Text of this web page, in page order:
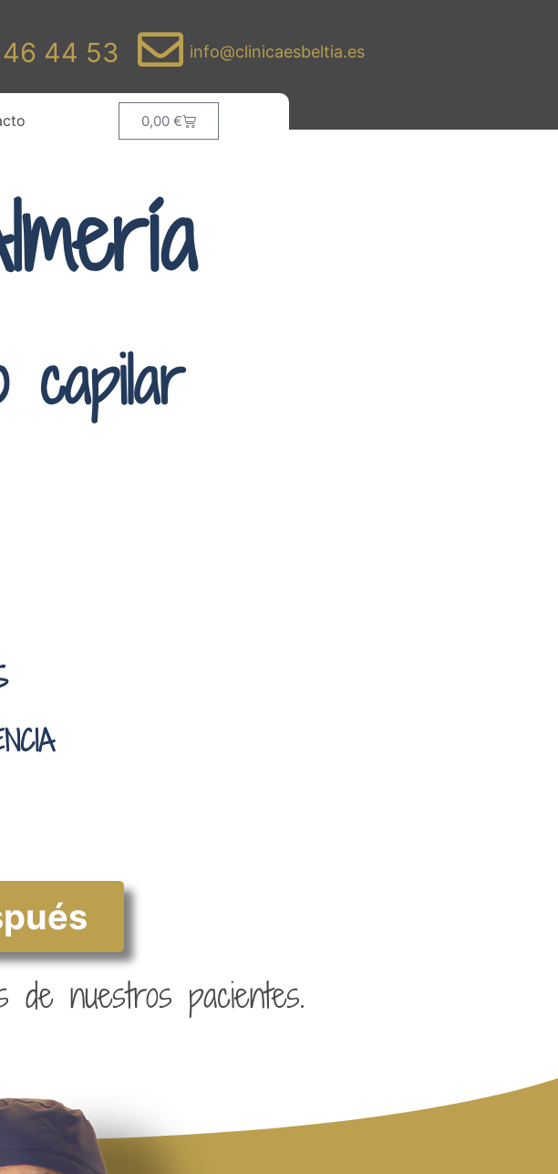
46 44 53 info@clinicaesbeltia.es
0,00 €
capilar
de nuestros pacientes.